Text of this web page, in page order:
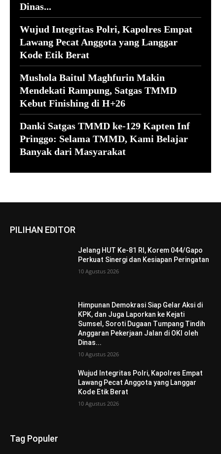
Dinas...
Wujud Integritas Polri, Kapolres Empat
Lawang Pecat Anggota yang Langgar
Kode Etik Berat
Mushola Baitul Maghfurin Makin
Mendekati Rampung, Satgas TMMD
Kebut Finishing di H+26
Danki Satgas TMMD ke-129 Kapten Inf
Pringgo: Selama TMMD, Kami Belajar
Banyak dari Masyarakat
PILIHAN EDITOR
Jelang HUT Ke-81 RI, Korem 044/Gapo
Perkuat Sinergi dan Kesiapan Peringatan
10 Agustus 2026
Himpunan Demokrasi Siap Gelar Aksi di
KPK, dan Juga Laporkan ke Kejati
Sumsel, Soroti Dugaan Tumpang Tindih
Anggaran Pekerjaan Jalan di OKI oleh
Dinas...
10 Agustus 2026
Wujud Integritas Polri, Kapolres Empat
Lawang Pecat Anggota yang Langgar
Kode Etik Berat
10 Agustus 2026
Tag Populer